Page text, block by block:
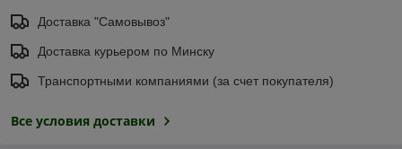
Доставка "Самовывоз"
Доставка курьером по Минску
Транспортными компаниями (за счет покупателя)
Все условия доставки